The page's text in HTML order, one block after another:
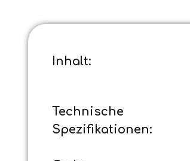
Inhalt:
Technische
Spezifikationen: